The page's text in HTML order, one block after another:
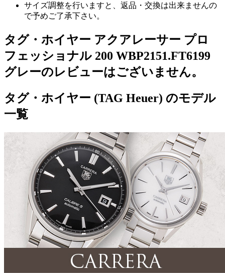
サイズ調整を行いますと、返品・交換は出来ませんの
で予めご了承下さい。
タグ・ホイヤー アクアレーサー プロ
フェッショナル 200 WBP2151.FT6199
グレーのレビューはございません。
タグ・ホイヤー (TAG Heuer) のモデル
一覧